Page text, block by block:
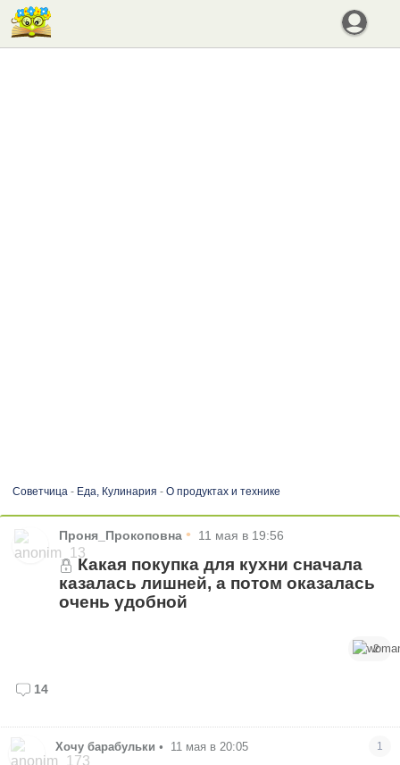
Советчица- Еда, Кулинария - О продуктах и технике
Проня_Прокоповна • 11 мая в 19:56
Какая покупка для кухни сначала
казалась лишней, а потом оказалась
очень удобной
2
14
Хочу барабульки • 11 мая в 20:05 1